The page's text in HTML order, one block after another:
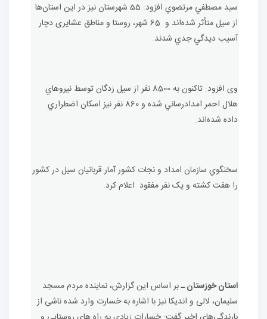
سيد مصطفي مرتضوي افزود: 55 شهرستان نيز در اين استان‌ها
از سيل متأثر شده‌اند و 65 شهر، روستا و مناطق عشايری دچار
آسيب ديدگي جدي شدند.
وی افزود: تاکنون به 8500 نفر از سيل زدگان توسط نيروهاي
هلال احمر امدادرساني شده و 860 نفر نيز اسکان اضطراري
داده شده‌اند.
سخنگوي سازمان امداد و نجات کشور آمار قربانيان سیل در کشور
را هفت کشته و يک نفر مفقود اعلام کرد.
استان خوزستان ـبر اساس این گزارش، نماینده مردم مسجد
سلیمان، لالی و اندیکا نیز با اشاره به خسارت وارد شده ناشی از